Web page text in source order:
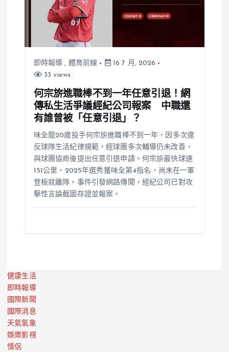
即時報導 , 體育前線
16 7 月, 2026
33 views
何宗旂進職棒不到一年任意引退！網
傳私生活爭議經紀公司報案 中職還
有誰曾被「任意引退」？
味全龍20歲投手何宗旂進職棒不到一年，因多次違
反球隊生活紀律規範，經球團多次輔導仍未改善，
與球團協商後提出任意引退申請。何宗旂最快球速
151公里，2025年選秀獲味全第4指名，尚未在一軍
登板就離隊。事件引發網路傳聞，經紀公司已對攻
擊性言論截圖存證並報案。
健康生活
即時報導
國際新聞
國際消息
天氣氣象
娛樂影視
情侶